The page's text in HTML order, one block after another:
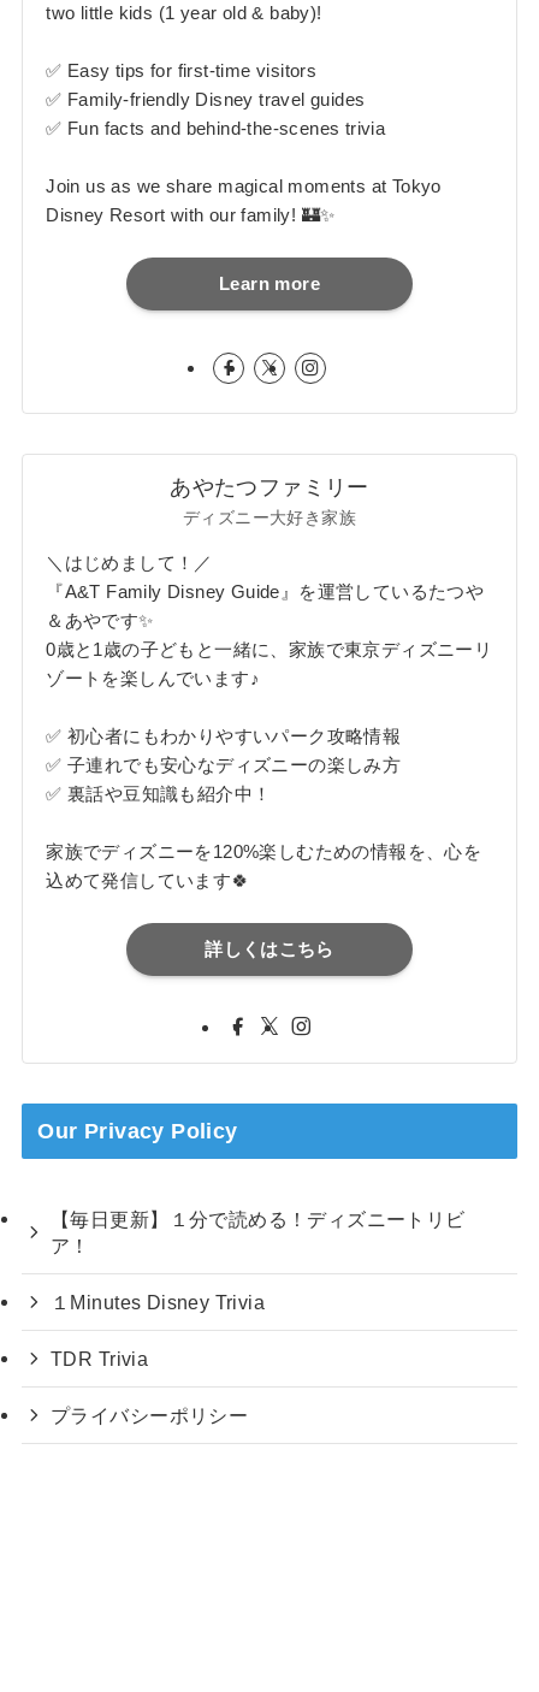
two little kids (1 year old & baby)!
✅ Easy tips for first-time visitors
✅ Family-friendly Disney travel guides
✅ Fun facts and behind-the-scenes trivia
Join us as we share magical moments at Tokyo
Disney Resort with our family! 🏰✨
Learn more
あやたつファミリー
ディズニー大好き家族
＼はじめまして！／
『A&T Family Disney Guide』を運営しているたつや
＆あやです✨
0歳と1歳の子どもと一緒に、家族で東京ディズニーリ
ゾートを楽しんでいます♪
✅ 初心者にもわかりやすいパーク攻略情報
✅ 子連れでも安心なディズニーの楽しみ方
✅ 裏話や豆知識も紹介中！
家族でディズニーを120%楽しむための情報を、心を
込めて発信しています🍀
詳しくはこちら
Our Privacy Policy
【毎日更新】１分で読める！ディズニートリビ
ア！
１Minutes Disney Trivia
TDR Trivia
プライバシーポリシー